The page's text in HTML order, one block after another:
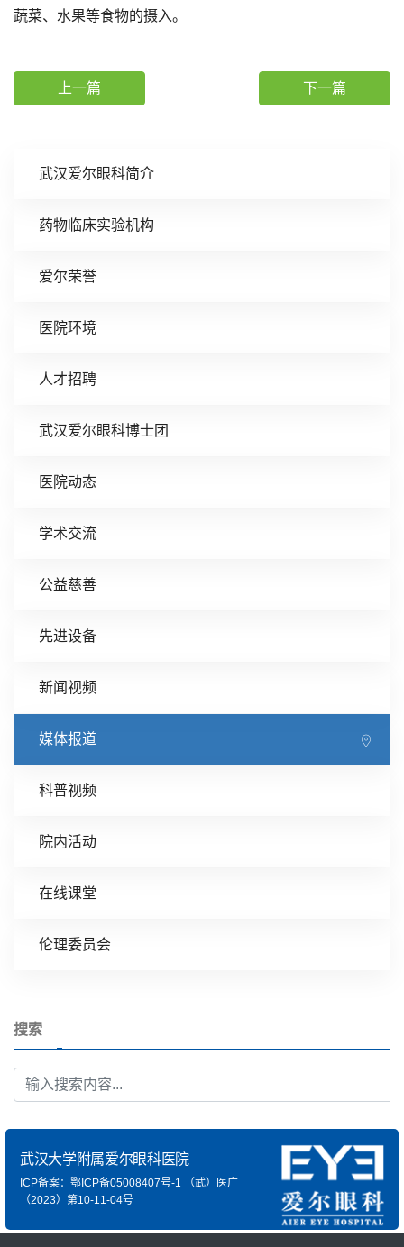
武汉爱尔眼科简介
药物临床实验机构
爱尔荣誉
医院环境
人才招聘
武汉爱尔眼科博士团
医院动态
学术交流
公益慈善
先进设备
新闻视频
媒体报道
科普视频
院内活动
在线课堂
伦理委员会
搜索
蔬菜、水果等食物的摄入。
上一篇 下一篇
武汉大学附属爱尔眼科医院
ICP备案：鄂ICP备05008407号-1 （武）医广
（2023）第10-11-04号